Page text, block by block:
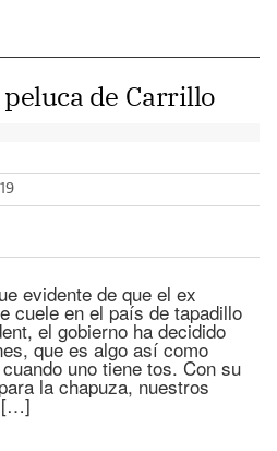
de Carrillo
evidente de que el ex
cuele en el país de tapadillo
el gobierno ha decidido
que es algo así como
uno tiene tos. Con su
la chapuza, nuestros
[…]